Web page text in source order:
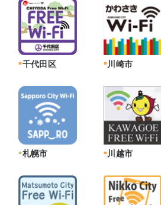
千代田区 川崎市
札幌市 川越市